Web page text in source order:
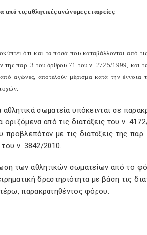
τις αθλητικές ανώνυμες εταιρείες
ότι και τα ποσά που καταβάλλονται από τις
της παρ. 3 του άρθρου 71 του ν. 2725/1999, και
αγώνες, αποτελούν μέρισμα κατά την έννοια
σωματεία υπόκεινται σε
από τις διατάξεις του ν.
με τις διατάξεις της παρ.
ν. 3842/2010.
των αθλητικών σωματείων από το
δραστηριότητα με βάση τις
παρακρατηθέντος φόρου.